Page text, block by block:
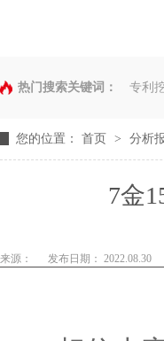
热门搜索关键词： 专利
您的位置： 首页 > 分析
7金
来源： 发布日期： 2022.08.30